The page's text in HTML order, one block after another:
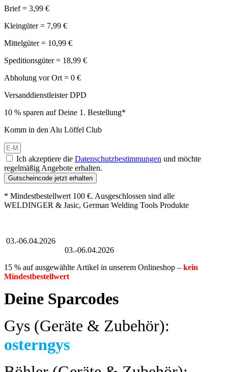
Brief = 3,99 €
Kleingüter = 7,99 €
Mittelgüter = 10,99 €
Speditionsgüter = 18,99 €
Abholung vor Ort = 0 €
Versanddienstleister DPD
10 % sparen auf Deine 1. Bestellung*
Komm in den Alu Löffel Club
Ich akzeptiere die Datenschutzbestimmungen und möchte
regelmäßig Angebote erhalten.
Gutscheincode jetzt erhalten
* Mindestbestellwert 100 €. Ausgeschlossen sind alle
WELDINGER & Jasic, German Welding Tools Produkte
03.-06.04.2026
03.-06.04.2026
15 % auf ausgewählte Artikel in unserem Onlineshop – kein
Mindestbestellwert
Deine Sparcodes
Gys (Geräte & Zubehör):
osterngys